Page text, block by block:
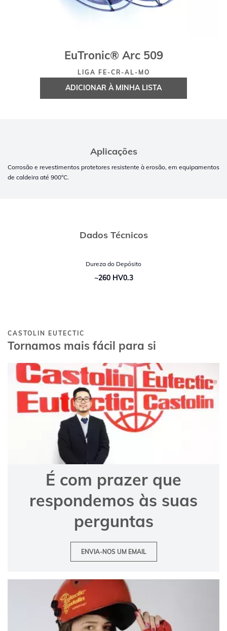
EuTronic® Arc 509
LIGA FE-CR-AL-MO
ADICIONAR À MINHA LISTA
Aplicações
Corrosão e revestimentos protetores resistente à erosão, em equipamentos
de caldeira até 900°C.
Dados Técnicos
Dureza do Depósito
~260 HV0.3
CASTOLIN EUTECTIC
Tornamos mais fácil para si
É com prazer que
respondemos às suas
perguntas
ENVIA-NOS UM EMAIL